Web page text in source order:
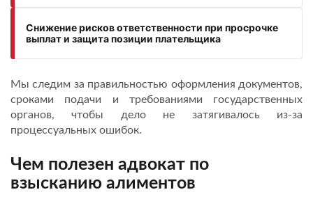
Снижение рисков ответственности при просрочке
выплат и защита позиции плательщика
Мы следим за правильностью оформления документов,
сроками подачи и требованиями государственных
органов, чтобы дело не затягивалось из-за
процессуальных ошибок.
Чем полезен адвокат по
взысканию алиментов